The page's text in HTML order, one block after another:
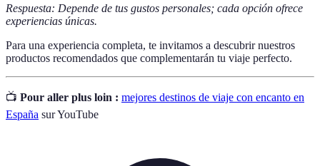
Respuesta: Depende de tus gustos personales; cada opción ofrece
experiencias únicas.
Para una experiencia completa, te invitamos a descubrir nuestros
productos recomendados que complementarán tu viaje perfecto.
📺 Pour aller plus loin : mejores destinos de viaje con encanto en
España sur YouTube